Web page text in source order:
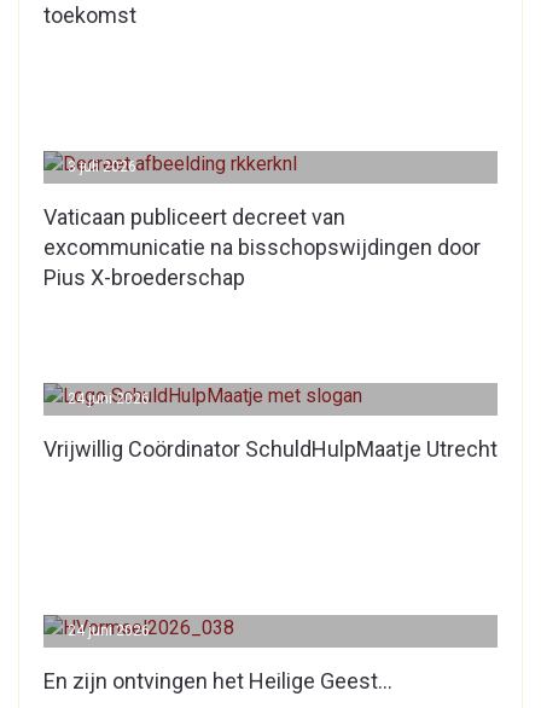
toekomst
Vaticaan publiceert decreet van
excommunicatie na bisschopswijdingen door
Pius X-broederschap
3 juli 2026
Vrijwillig Coördinator SchuldHulpMaatje Utrecht
24 juni 2026
En zijn ontvingen het Heilige Geest…
24 juni 2026